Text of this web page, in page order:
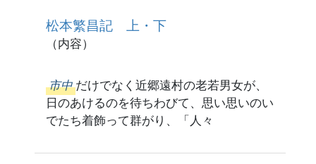
松本繁昌記 上・下
（内容）
市中 だけでなく近郷遠村の老若男女が、
日のあけるのを待ちわびて、思い思いのい
でたち着飾って群がり、「人々